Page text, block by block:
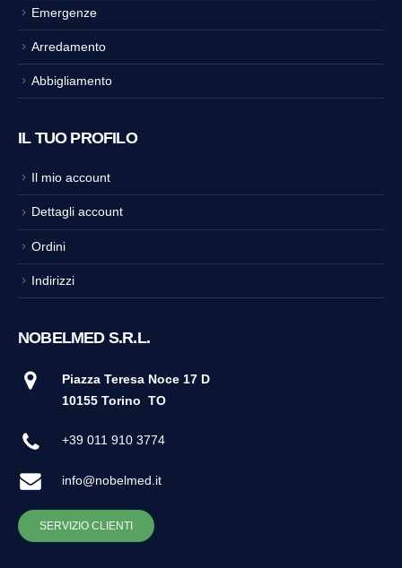
Emergenze
Arredamento
Abbigliamento
IL TUO PROFILO
Il mio account
Dettagli account
Ordini
Indirizzi
NOBELMED S.R.L.
Piazza Teresa Noce 17 D
10155 Torino TO
+39 011 910 3774
info@nobelmed.it
SERVIZIO CLIENTI